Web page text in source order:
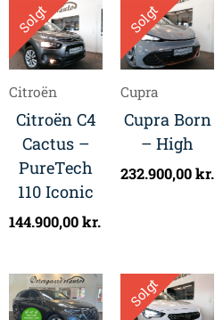
Solgt
Citroën
Citroën C4
Cactus –
PureTech
110 Iconic
144.900,00kr.
Solgt
Cupra
Cupra Born
– High
232.900,00kr.
Solgt